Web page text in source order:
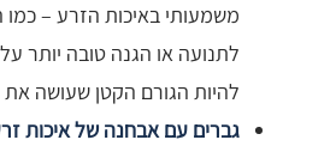
משמעותי באיכות הזרע –
להיות הגורם הקטן שעושה
גברים עם אבחנה של איכות